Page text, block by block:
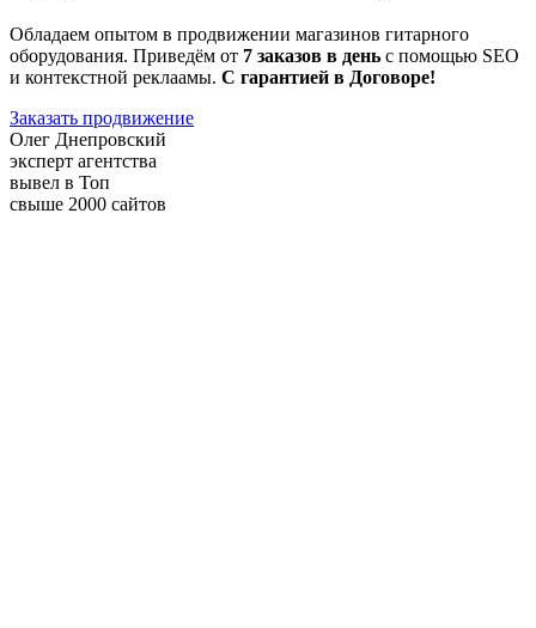
Обладаем опытом в продвижении магазинов гитарного
оборудования. Приведём от 7 заказов в день с помощью SEO
и контекстной реклаамы. С гарантией в Договоре!
Заказать продвижение
Олег Днепровский
эксперт агентства
вывел в Топ
свыше 2000 сайтов